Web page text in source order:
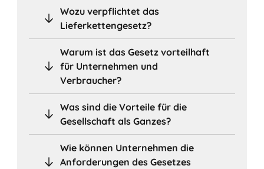
Wozu verpflichtet das
Lieferkettengesetz?
Warum ist das Gesetz vorteilhaft
für Unternehmen und
Verbraucher?
Was sind die Vorteile für die
Gesellschaft als Ganzes?
Wie können Unternehmen die
Anforderungen des Gesetzes